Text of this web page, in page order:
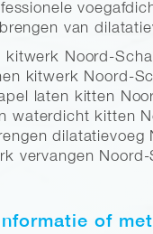
van
kitwerk Noord-
kitwerk Noord-
laten kitten
waterdicht kitten
dilatatievoeg
vervangen
of